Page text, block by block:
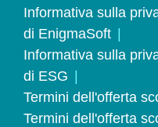
Informativa sulla
di EnigmaSoft
Informativa sulla
di ESG
Termini dell'offerta
Termini dell'offerta